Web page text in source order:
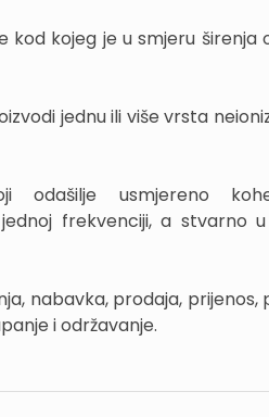
kod kojeg je u smjeru širenja
jednu ili više vrsta
usmjereno
frekvenciji, a stvarno
nabavka, prodaja, prijenos,
i održavanje.